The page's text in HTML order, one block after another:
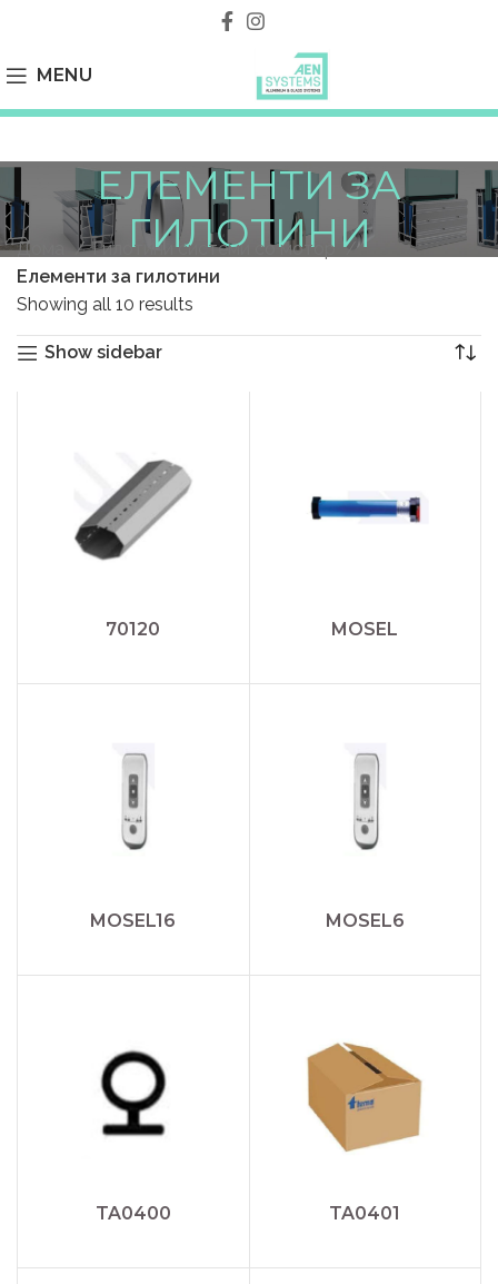
MENU
ЕЛЕМЕНТИ ЗА
ГИЛОТИНИ
Дома
Гилотини системи со мотор
Елементи за гилотини
Showing all 10 results
Show sidebar
70120 MOSEL
MOSEL16 MOSEL6
TA0400 TA0401